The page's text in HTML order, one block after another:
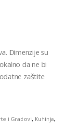
Dimenzije su
da ne bi
zaštite
i Gradovi, Kuhinja,